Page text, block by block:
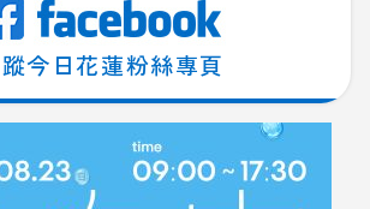
今日花蓮粉絲專頁